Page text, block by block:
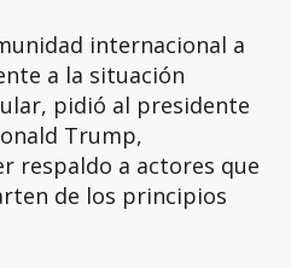
internacional a
a la situación
pidió al presidente
Trump,
respaldo a actores que
de los principios